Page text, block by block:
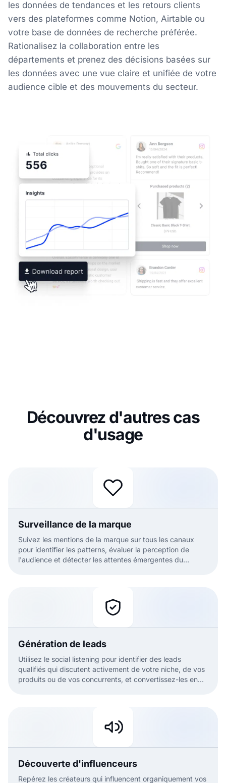
les données de tendances et les retours clients
vers des plateformes comme Notion, Airtable ou
votre base de données de recherche préférée.
Rationalisez la collaboration entre les
départements et prenez des décisions basées sur
les données avec une vue claire et unifiée de votre
audience cible et des mouvements du secteur.
Découvrez d'autres cas
d'usage
Surveillance de la marque
Suivez les mentions de la marque sur tous les canaux
pour identifier les patterns, évaluer la perception de
l'audience et détecter les attentes émergentes du
Génération de leads
Utilisez le social listening pour identifier des leads
qualifiés qui discutent activement de votre niche, de vos
produits ou de vos concurrents, et convertissez-les en
Découverte d'influenceurs
Repérez les créateurs qui influencent organiquement vos